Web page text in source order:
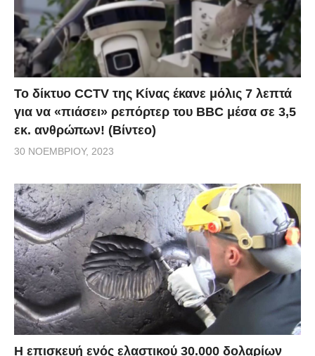
Το δίκτυο CCTV της Κίνας έκανε μόλις 7 λεπτά
για να «πιάσει» ρεπόρτερ του BBC μέσα σε 3,5
εκ. ανθρώπων! (Βίντεο)
30 ΝΟΕΜΒΡΊΟΥ, 2023
Η επισκευή ενός ελαστικού 30.000 δολαρίων